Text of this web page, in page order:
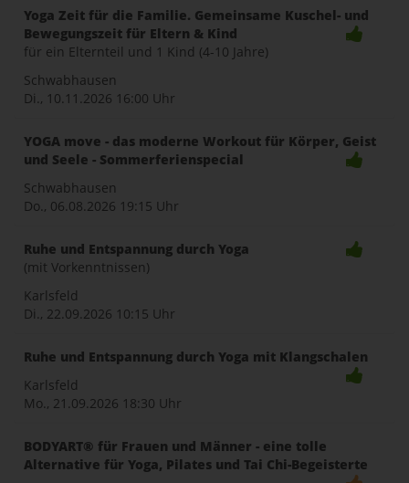
Yoga Zeit für die Familie. Gemeinsame Kuschel- und
Bewegungszeit für Eltern & Kind
für ein Elternteil und 1 Kind (4-10 Jahre)
Schwabhausen
Di., 10.11.2026 16:00 Uhr
YOGA move - das moderne Workout für Körper, Geist
und Seele - Sommerferienspecial
Schwabhausen
Do., 06.08.2026 19:15 Uhr
Ruhe und Entspannung durch Yoga
(mit Vorkenntnissen)
Karlsfeld
Di., 22.09.2026 10:15 Uhr
Ruhe und Entspannung durch Yoga mit Klangschalen
Karlsfeld
Mo., 21.09.2026 18:30 Uhr
BODYART® für Frauen und Männer - eine tolle
Alternative für Yoga, Pilates und Tai Chi-Begeisterte